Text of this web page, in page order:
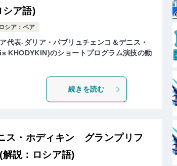
ア語)
ロシア：ペア
代表-ダリア・パブリュチェンコ＆デニス・
KHODYKIN)のショートプログラム演技の動
続きを読む
ス・ホディキン グランプリフ
説：ロシア語)